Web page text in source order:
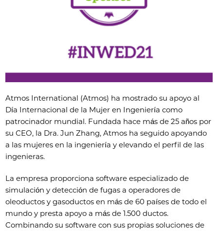
Atmos International (Atmos) ha mostrado su apoyo al
Día Internacional de la Mujer en Ingeniería como
patrocinador mundial. Fundada hace más de 25 años por
su CEO, la Dra. Jun Zhang, Atmos ha seguido apoyando
a las mujeres en la ingeniería y elevando el perfil de las
ingenieras.
La empresa proporciona software especializado de
simulación y detección de fugas a operadores de
oleoductos y gasoductos en más de 60 países de todo el
mundo y presta apoyo a más de 1.500 ductos.
Combinando su software con sus propias soluciones de